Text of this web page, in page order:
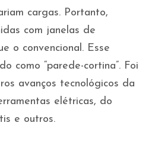
cargas. Portanto,
com janelas de
o convencional. Esse
como “parede-cortina”. Foi
avanços tecnológicos da
elétricas, do
e outros.